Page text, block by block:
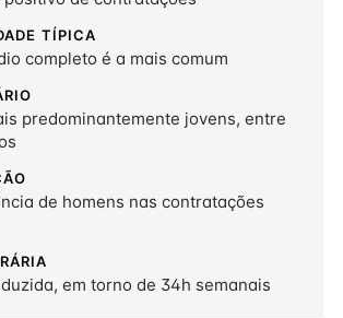
TÍPICA
completo é a mais comum
predominantemente jovens, entre
de homens nas contratações
em torno de 34h semanais